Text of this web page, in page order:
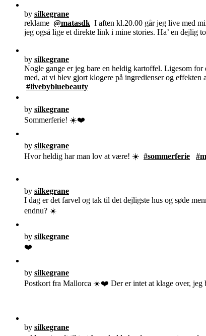
by silkegrane
reklame @matasdk I aften kl.20.00 går jeg live med
jeg også lige et direkte link i mine stories. Ha’ en dejlig
by silkegrane
Nogle gange er jeg bare en heldig kartoffel. Ligesom
med, at vi blev gjort klogere på ingredienser og
#livebybluebeauty
by silkegrane
Sommerferie! ☀️❤️
by silkegrane
Hvor heldig har man lov at være! ☀️ #sommerferie
by silkegrane
I dag er det farvel og tak til det dejligste hus og søde
endnu? ☀️
by silkegrane
❤️
by silkegrane
Postkort fra Mallorca ☀️❤️ Der er intet at klage over, jeg
by silkegrane